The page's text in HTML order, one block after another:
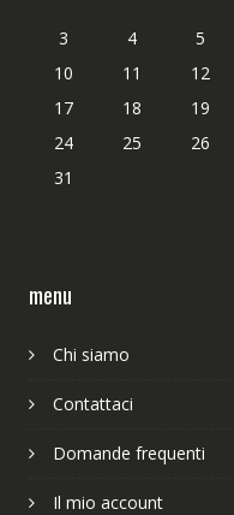
3
4 5
10
11 12
17
18 19
24
25 26
31
menu
Chi siamo
Contattaci
Domande frequenti
Il mio account